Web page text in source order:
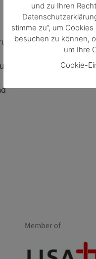
international
Member of
und zu Ihren
stimme zu“, um
besuchen zu können,
um Ihre
Cookie-